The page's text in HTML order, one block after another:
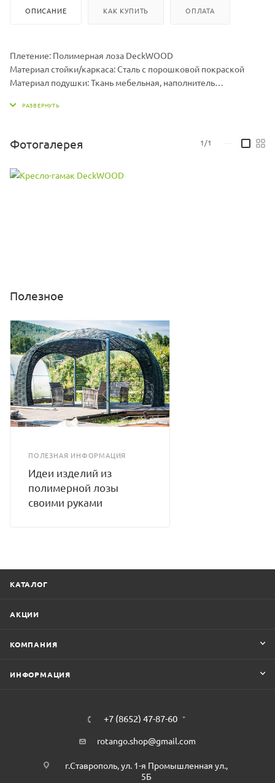
ОПИСАНИЕ КАК КУПИТЬ ОПЛАТА
Плетение: Полимерная лоза DeckWOOD
Материал стойки/каркаса: Сталь с порошковой покраской
Материал подушки: Ткань мебельная, наполнитель
Размер гамака ДхШхВ, мм: 960 х 1300 х 710
Вес стойки, кг: 19,5
Цвет подушек может меняться
Фотогалерея 1/1
Полезное
ПОЛЕЗНАЯ ИНФОРМАЦИЯ
Идеи изделий из
полимерной лозы
своими руками
КАТАЛОГ
АКЦИИ
КОМПАНИЯ
ИНФОРМАЦИЯ
+7 (8652) 47-87-60
rotango.shop@gmail.com
г.Ставрополь, ул. 1-я Промышленная ул.,
5Б